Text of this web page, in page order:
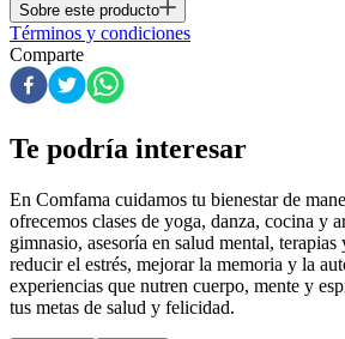
Sobre este producto
Términos y condiciones
Comparte
Te podría interesar
En Comfama cuidamos tu bienestar de
ofrecemos clases de yoga, danza, cocina y
gimnasio, asesoría en salud mental, terapias
reducir el estrés, mejorar la memoria y la
experiencias que nutren cuerpo, mente y
tus metas de salud y felicidad.